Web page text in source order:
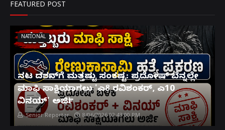
FEATURED POST
NATIONAL
ನಟ ದರ್ಶನ್‌ಗೆ ಮತ್ತಷ್ಟು ಸಂಕಷ್ಟ: ಪ್ರದೋಷ್ ಬೆನ್ನಲ್ಲೇ
ಮಾಫಿ ಸಾಕ್ಷಿಯಾಗಲು 'ಎ8 ರವಿಶಂಕರ್, ಎ10
ವಿನಯ್' ಅರ್ಜಿ!
Senior Reporter 8/06/2026 02:43:00 PM